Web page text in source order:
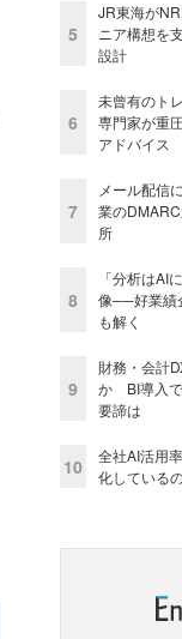
5
JR東海が
ニア構想を
設計
6
未曾有のト
専門家が重
アドバイス
7
メール配信
業の
所
8
「分析はAI
像──好業績
も解く
9
財務・会計
か BI導入
要諦は
10
全社AI活用
化している